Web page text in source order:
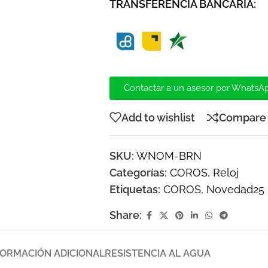
TRANSFERENCIA BANCARIA:
Contactar a un asesor por
Add to wishlist Compare
SKU: WNOM-BRN
Categorías: COROS, Reloj
Etiquetas: COROS, Novedad25
Share:
ADICIONALRESISTENCIA AL AGUA